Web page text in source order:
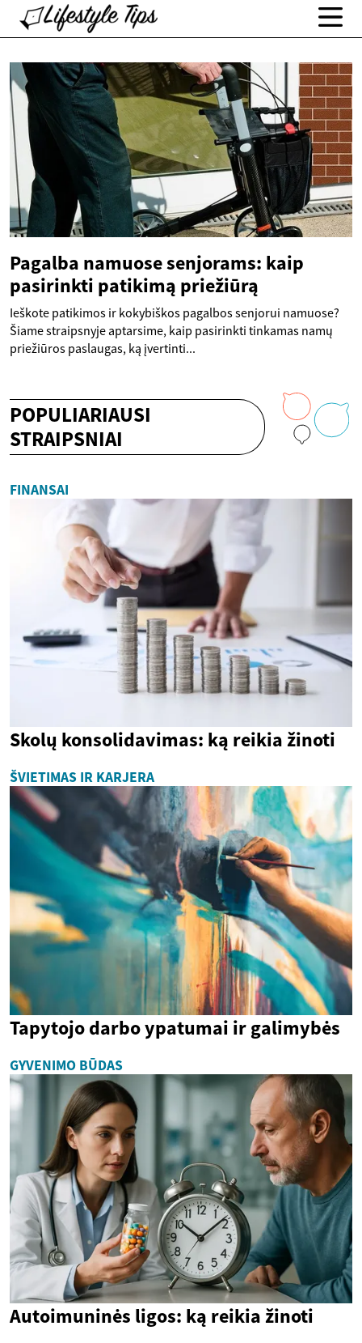
Pagalba namuose senjorams: kaip
pasirinkti patikimą priežiūrą
Ieškote patikimos ir kokybiškos pagalbos senjorui namuose?
Šiame straipsnyje aptarsime, kaip pasirinkti tinkamas namų
priežiūros paslaugas, ką įvertinti...
POPULIARIAUSI
STRAIPSNIAI
FINANSAI
Skolų konsolidavimas: ką reikia žinoti
ŠVIETIMAS IR KARJERA
Tapytojo darbo ypatumai ir galimybės
GYVENIMO BŪDAS
Autoimuninės ligos: ką reikia žinoti